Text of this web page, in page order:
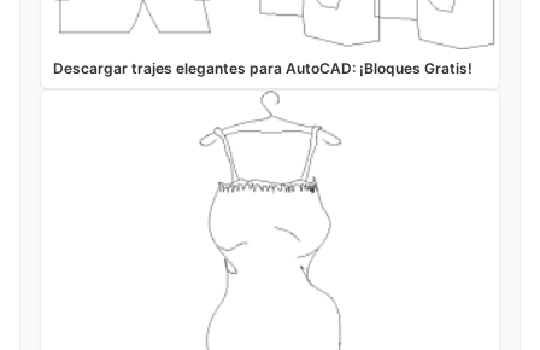
Descargar trajes elegantes para AutoCAD: ¡Bloques Gratis!